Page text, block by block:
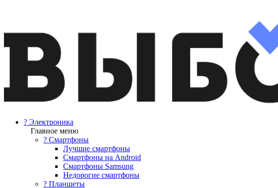
? Электроника
Главное меню
? Смартфоны
Лучшие смартфоны
Смартфоны на Android
Смартфоны Samsung
Недорогие смартфоны
? Планшеты